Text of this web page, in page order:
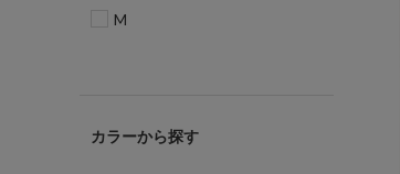
M
カラー